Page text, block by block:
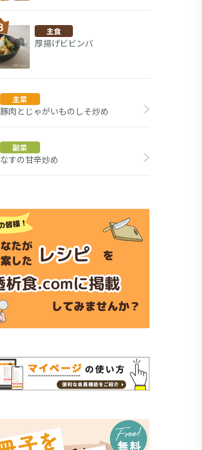
主食
厚揚げビビンバ
主菜
豚肉とじゃがいものしそ炒め
副菜
なすの甘辛炒め